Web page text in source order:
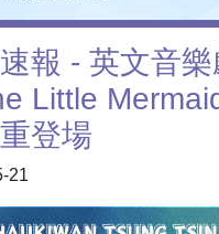
報 - 英文音樂
Little
登場
21